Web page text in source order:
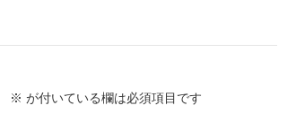
※ が付いている欄は必須項目です